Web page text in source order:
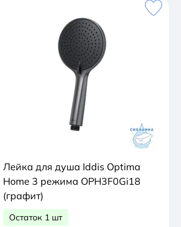
Лейка для душа Iddis Optima
Home 3 режима OPH3F0Gi18
(графит)
Остаток 1 шт